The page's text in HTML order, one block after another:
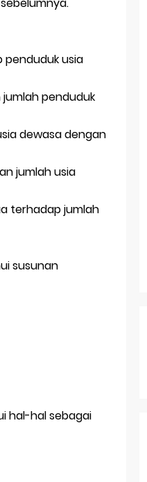
2025 Beda Level. Kuasai
Kunci Jawaban
penduduk usia
penduduk
dewasa dengan
jumlah usia
terhadap jumlah
susunan
hal-hal sebagai